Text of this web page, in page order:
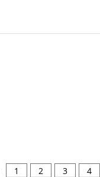
1 2 3 4